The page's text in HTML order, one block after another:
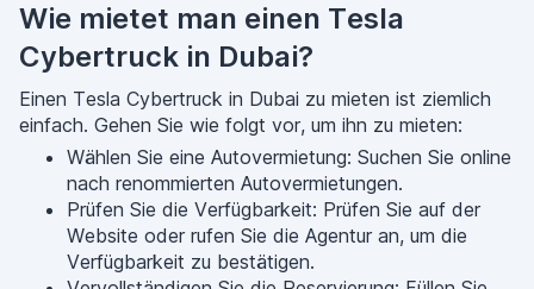
Wie mietet man einen Tesla
Cybertruck in Dubai?
Einen Tesla Cybertruck in Dubai zu mieten ist ziemlich
einfach. Gehen Sie wie folgt vor, um ihn zu mieten:
Wählen Sie eine Autovermietung: Suchen Sie online
nach renommierten Autovermietungen.
Prüfen Sie die Verfügbarkeit: Prüfen Sie auf der
Website oder rufen Sie die Agentur an, um die
Verfügbarkeit zu bestätigen.